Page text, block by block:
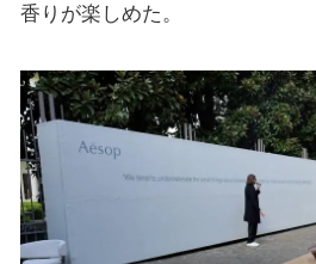
香りが楽しめた。